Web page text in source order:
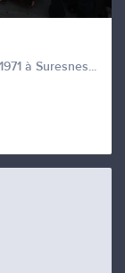
à Suresnes...